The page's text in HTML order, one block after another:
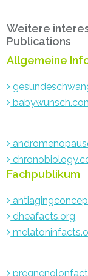
Sidebar
Weitere
Publications
Allgemeine
Fachpublikum
dheafacts.org